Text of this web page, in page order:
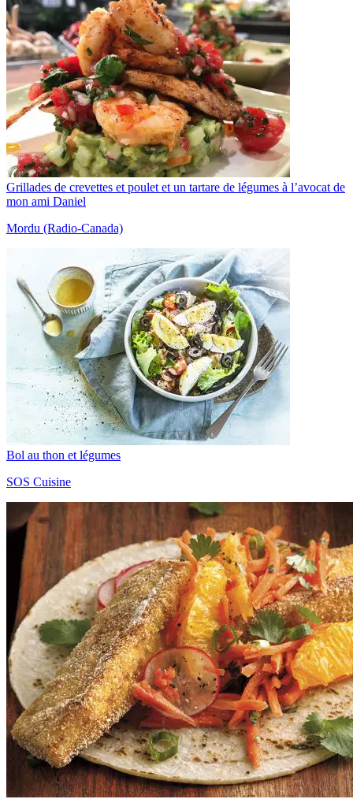
Grillades de crevettes et poulet et un tartare de légumes à l’avocat de
mon ami Daniel
Mordu (Radio-Canada)
Bol au thon et légumes
SOS Cuisine